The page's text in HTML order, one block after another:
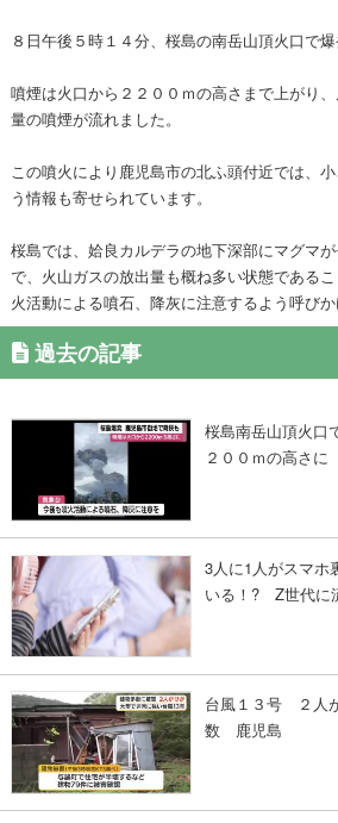
８日午後５時１４分、桜島の南岳山頂火口で爆
噴煙は火口から２２００ｍの高さまで上がり
量の噴煙が流れました。
この噴火により鹿児島市の北ふ頭付近では、
う情報も寄せられています。
桜島では、姶良カルデラの地下深部にマグマ
で、火山ガスの放出量も概ね多い状態である
火活動による噴石、降灰に注意するよう呼びか
過去の記事
桜島南岳山頂火
２００ｍの高さに
3人に1人がスマホ
いる！? Z世代に
台風１３号 ２人
数 鹿児島